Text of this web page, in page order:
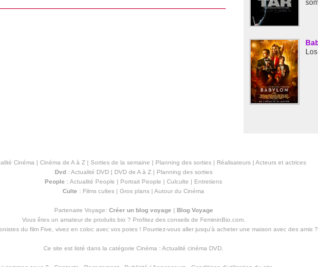
Cinéma | Cinéma de A à Z| Sorties de la semaine | Planning des sorties| Réalisateurs| Acteurs et actrices
Dvd: Actualité DVD| DVD de A à Z| Planning des sorties
People : Actualité People | Portrait People | Culculte | Entretiens
Culte : Films cultes | Gros plans | Autour du Cinéma
Partenaire Voyage: Créer un blog voyage | Blog Voyage
Vous êtes un amateur de produits bio ? Profitez des conseils de FemininBio.com.
du film Five, vivez en coloc avec vos potes ! Pourriez-vous aller jusqu'à acheter une maison avec des amis?
Ce site est listé dans la catégorie Cinéma : Actualité cinéma DVD